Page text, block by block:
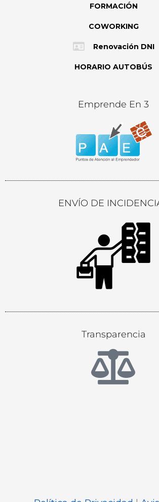
FORMACIÓN
COWORKING
Renovación DNI
HORARIO AUTOBÚS
Emprende En 3
ENVÍO DE
Transparencia